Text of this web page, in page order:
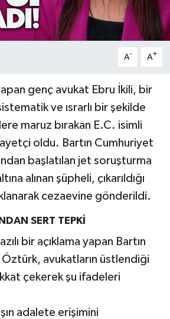
A- A+
genç avukat Ebru İkili, bir
ve ısrarlı bir şekilde
maruz bırakan E.C. isimli
oldu. Bartın Cumhuriyet
başlatılan jet soruşturma
alınan şüpheli, çıkarıldığı
cezaevine gönderildi.
SERT TEPKİ
bir açıklama yapan Bartın
Öztürk, avukatların üstlendiği
çekerek şu ifadeleri
adalete erişimini